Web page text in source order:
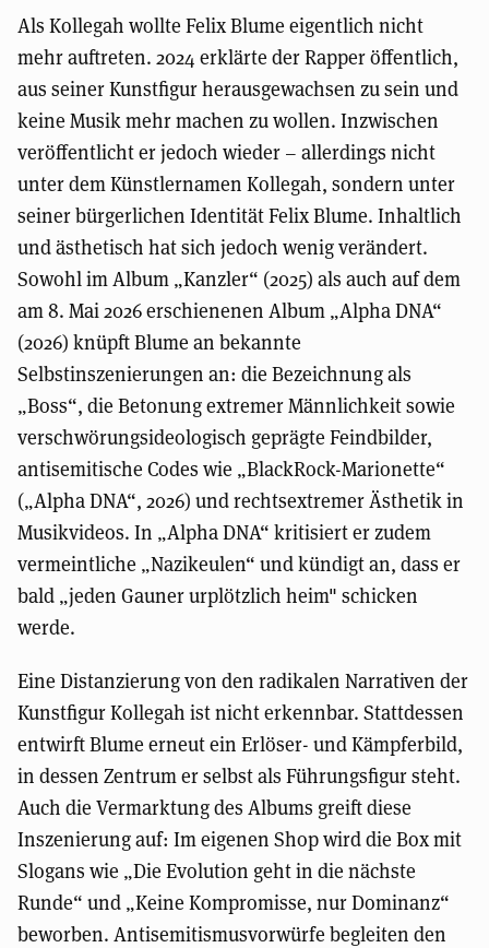
Als Kollegah wollte Felix Blume eigentlich nicht
mehr auftreten. 2024 erklärte der Rapper öffentlich,
aus seiner Kunstfigur herausgewachsen zu sein und
keine Musik mehr machen zu wollen. Inzwischen
veröffentlicht er jedoch wieder – allerdings nicht
unter dem Künstlernamen Kollegah, sondern unter
seiner bürgerlichen Identität Felix Blume. Inhaltlich
und ästhetisch hat sich jedoch wenig verändert.
Sowohl im Album „Kanzler“ (2025) als auch auf dem
am 8. Mai 2026 erschienenen Album „Alpha DNA“
(2026) knüpft Blume an bekannte
Selbstinszenierungen an: die Bezeichnung als
„Boss“, die Betonung extremer Männlichkeit sowie
verschwörungsideologisch geprägte Feindbilder,
antisemitische Codes wie „BlackRock-Marionette“
(„Alpha DNA“, 2026) und rechtsextremer Ästhetik in
Musikvideos. In „Alpha DNA“ kritisiert er zudem
vermeintliche „Nazikeulen“ und kündigt an, dass er
bald „jeden Gauner urplötzlich heim" schicken
werde.
Eine Distanzierung von den radikalen Narrativen der
Kunstfigur Kollegah ist nicht erkennbar. Stattdessen
entwirft Blume erneut ein Erlöser- und Kämpferbild,
in dessen Zentrum er selbst als Führungsfigur steht.
Auch die Vermarktung des Albums greift diese
Inszenierung auf: Im eigenen Shop wird die Box mit
Slogans wie „Die Evolution geht in die nächste
Runde“ und „Keine Kompromisse, nur Dominanz“
beworben. Antisemitismusvorwürfe begleiten den